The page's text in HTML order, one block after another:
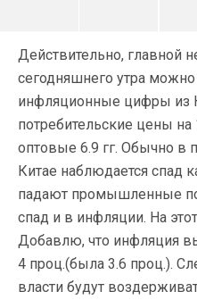
Действительно, главной
сегодняшнего утра
инфляционные цифры из
потребительские цены на
оптовые 6.9 гг. Обычно в
Китае наблюдается спад
падают промышленные
спад и в инфляции. На
Добавлю, что инфляция
4 проц.(была 3.6 проц.).
власти будут